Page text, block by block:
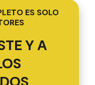
ES SOLO
Y A